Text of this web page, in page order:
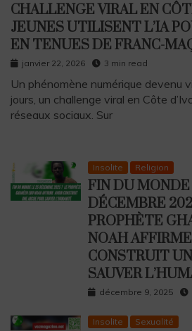
CHALLENGE VIRAL EN
JEUNES UTILISENT L’IA
EN TENUES DE FRANC-
janvier 22, 2026 3 min read
Un phénomène numérique devenu
jours, un challenge viral en Côte
réseaux sociaux. Sur
Insolite Religion
FIN DU
DÉCEMBRE
PROPHÈTE
NOAH
CONSTRUIT
SAUVER
décembre 9, 2025
Insolite Sexualité